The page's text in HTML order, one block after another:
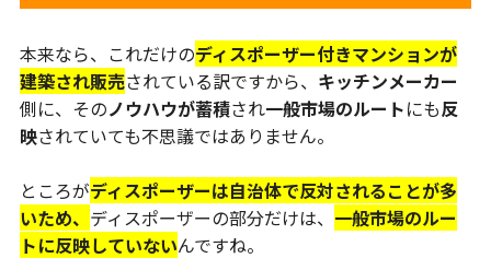
本来なら、これだけのディスポーザー付きマンションが
建築され販売されている訳ですから、 キッチンメーカー
側に、そのノウハウが蓄積され一般市場のルートにも反
映されていても不思議ではありません。
ところがディスポーザーは自治体で反対されることが多
いため、 ディスポーザーの部分だけは、 一般市場のルー
トに反映していないんですね。